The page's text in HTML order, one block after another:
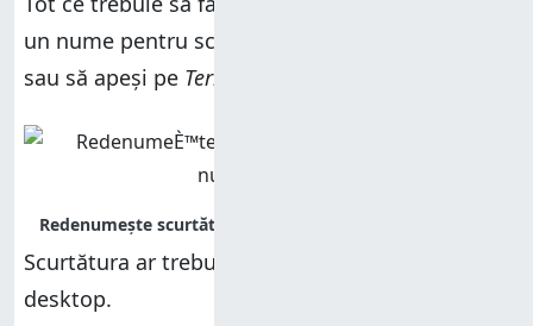
un nume pentru scurtătură și apoi să dai clic
sau să apeși pe Terminare
Scurtătura ar trebui să fie acum disponibilă pe
desktop.